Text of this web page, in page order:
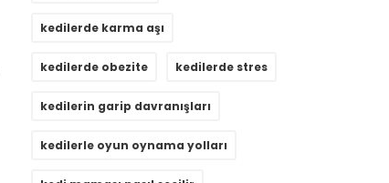
kedilerde karma aşı
kedilerde obezite kedilerde stres
kedilerin garip davranışları
kedilerle oyun oynama yolları